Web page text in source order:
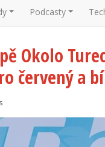
Podcasty
Okolo
červený a